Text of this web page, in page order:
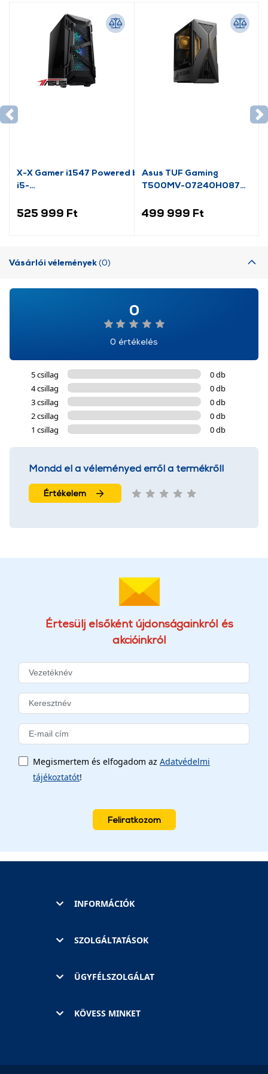
X-X Gamer i1547 Powered by ASUS
i5-
12GB
525 999 Ft
Asus TUF Gaming
T500MV-07240H0870
499 999 Ft
Vásárlói vélemények(0)
0
0 értékelés
5 csillag
0 db
4 csillag
0 db
3 csillag
0 db
2 csillag
0 db
1 csillag
0 db
Mondd el a véleményed erről a termékről!
Értékelem
Értesülj elsőként újdonságainkról és
akcióinkról
Megismertem és elfogadom az Adatvédelmi
tájékoztatót!
Feliratkozom
INFORMÁCIÓK
SZOLGÁLTATÁSOK
ÜGYFÉLSZOLGÁLAT
KÖVESS MINKET